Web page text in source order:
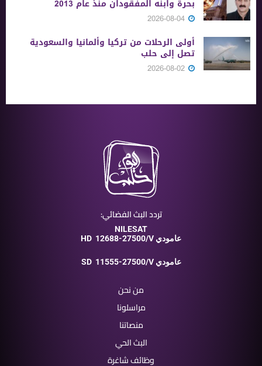
بحرة وابنه المفقودان منذ عام 2013
أولى الرحلات من ‏تركيا وألمانيا والسعودية
تصل إلى حلب
تردد البث الفضائي:
NILESAT
HD
12688-27500/V عامودي
SD 11555-27500/V عامودي
من نحن
مراسلونا
منصاتنا
البث الحي
وظائف شاغرة